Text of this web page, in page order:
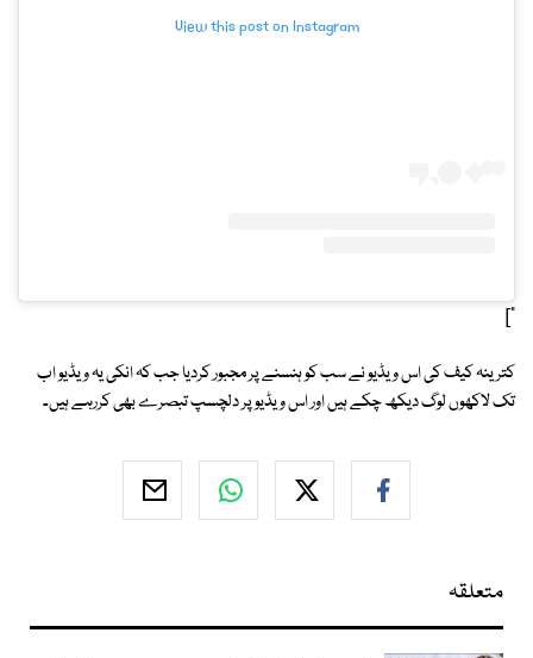
View this post on Instagram
"]
کترینہ کیف کی اس ویڈیو نے سب کو ہنسنے پر مجبور کردیا جب کہ انکی یہ ویڈیو اب
تک لاکھوں لوگ دیکھ چکے ہیں اور اس ویڈیو پر دلچسپ تبصرے بھی کررہے ہیں۔
متعلقہ